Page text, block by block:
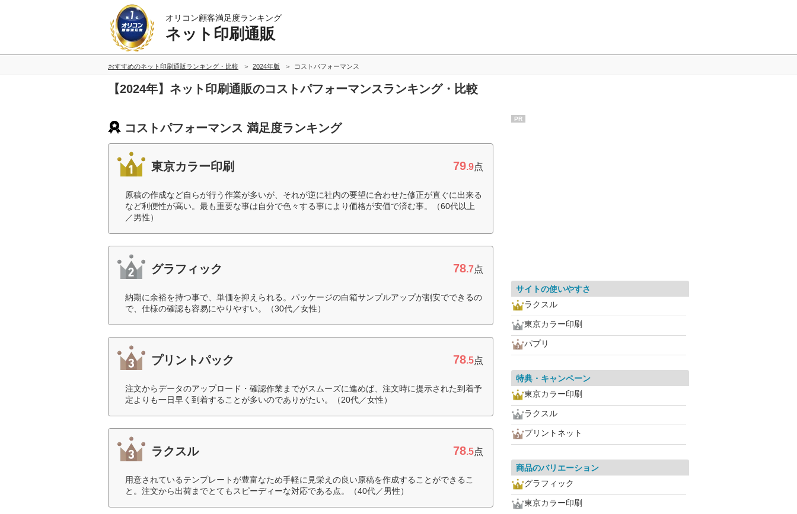
オリコン顧客満足度ランキング
ネット印刷通販
おすすめのネット印刷通販ランキング・比較 2024年版 コストパフォーマンス
【2024年】ネット印刷通販のコストパフォーマンスランキング・比較
コストパフォーマンス 満足度ランキング
東京カラー印刷 79.9点
原稿の作成など自らが行う作業が多いが、それが逆に社内の要望に合わせた修正が直ぐに出来る
など利便性が高い。最も重要な事は自分で色々する事により価格が安価で済む事。（60代以上
／男性）
グラフィック 78.7点
納期に余裕を持つ事で、単価を抑えられる。パッケージの白箱サンプルアップが割安でできるの
で、仕様の確認も容易にやりやすい。（30代／女性）
プリントパック 78.5点
注文からデータのアップロード・確認作業までがスムーズに進めば、注文時に提示された到着予
定よりも一日早く到着することが多いのでありがたい。（20代／女性）
ラクスル 78.5点
用意されているテンプレートが豊富なため手軽に見栄えの良い原稿を作成することができるこ
と。注文から出荷までとてもスピーディーな対応である点。（40代／男性）
PR
サイトの使いやすさ
ラクスル
東京カラー印刷
パプリ
特典・キャンペーン
東京カラー印刷
ラクスル
プリントネット
商品のバリエーション
グラフィック
東京カラー印刷